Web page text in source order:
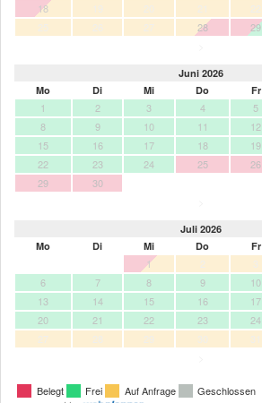
18
19 20 21 22
25
26 27 28 29
Juni 2026
Mo
Di Mi Do Fr
1 2 3 4 5
8
9 10 11 12
15
16 17 18 19
22
23 24 25 26
29
30
Juli 2026
Mo
Di Mi Do Fr
1 2 3
6
7 8 9 10
13
14 15 16 17
20
21 22 23 24
27
28 29 30
31
Belegt Frei Auf Anfrage Geschlossen